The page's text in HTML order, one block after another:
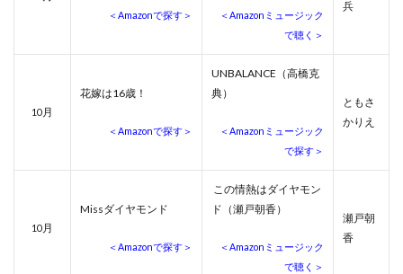
＜Amazonで探す＞
＜Amazonミュージック
で聴く＞
兵
10月
花嫁は16歳！
＜Amazonで探す＞
UNBALANCE（高橋克
典）
＜Amazonミュージック
で探す＞
ともさ
かりえ
10月
Missダイヤモンド
＜Amazonで探す＞
この情熱はダイヤモン
ド（瀬戸朝香）
＜Amazonミュージック
で聴く＞
瀬戸朝
香